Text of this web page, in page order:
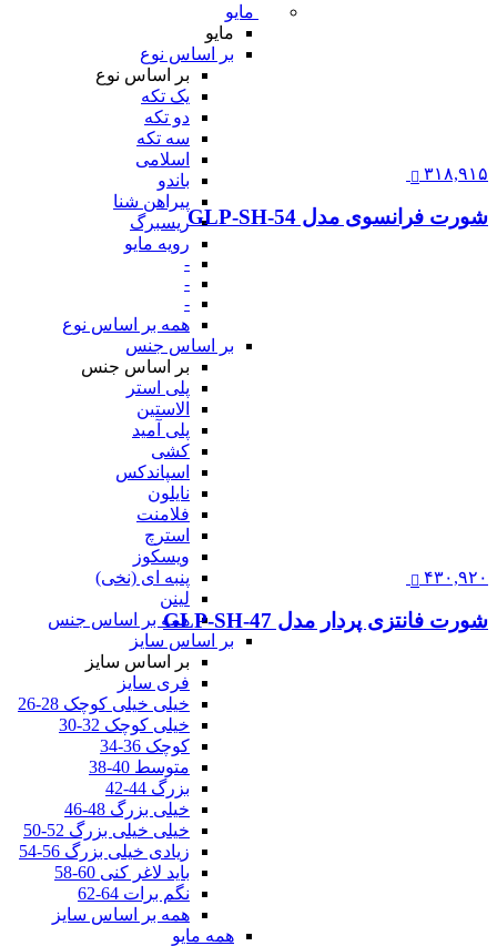
مایو
مایو
بر اساس نوع
بر اساس نوع
یک تکه
دو تکه
سه تکه
اسلامی
باندو
پیراهن شنا
ریسبرگ
رویه مایو
-
-
-
همه بر اساس نوع
بر اساس جنس
بر اساس جنس
پلی استر
الاستین
پلی آمید
کشی
اسپاندکس
نایلون
فلامنت
استرچ
ویسکوز
پنبه ای (نخی)
لینن
همه بر اساس جنس
بر اساس سایز
بر اساس سایز
فری سایز
خیلی خیلی کوچک 28-26
خیلی کوچک 32-30
کوچک 36-34
متوسط 40-38
بزرگ 44-42
خیلی بزرگ 48-46
خیلی خیلی بزرگ 52-50
زیادی خیلی بزرگ 56-54
باید لاغر کنی 60-58
نگم برات 64-62
همه بر اساس سایز
همه مایو
۳۱۸,۹۱۵
شورت فرانسوی مدل GLP-SH-54
۴۳۰,۹۲۰
شورت فانتزی پردار مدل GLP-SH-47